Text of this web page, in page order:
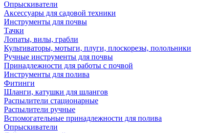
Опрыскиватели
Аксессуары для садовой техники
Инструменты для почвы
Тачки
Лопаты, вилы, грабли
Культиваторы, мотыги, плуги, плоскорезы, полольники
Ручные инструменты для почвы
Принадлежности для работы с почвой
Инструменты для полива
Фитинги
Шланги, катушки для шлангов
Распылители стационарные
Распылители ручные
Вспомогательные принадлежности для полива
Опрыскиватели